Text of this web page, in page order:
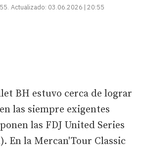
Actualizado: 03.06.2026 | 20:55
BH estuvo cerca de lograr
las siempre exigentes
las FDJ United Series
En la Mercan'Tour Classic